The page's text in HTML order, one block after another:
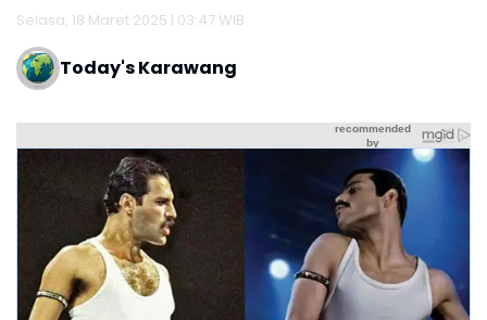
Selasa, 18 Maret 2025 | 03:47 WIB
Today's Karawang